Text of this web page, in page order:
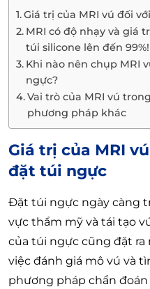
Giá trị của MRI vú đối
MRI có độ nhạy và giá
túi silicone lên đến 99%!
Khi nào nên chụp MRI
ngực?
Vai trò của MRI vú
phương pháp khác
Giá trị của MRI
đặt túi ngực
Đặt túi ngực ngày càng
vực thẩm mỹ và tái tạo
của túi ngực cũng đặt
việc đánh giá mô vú và
phương pháp chẩn